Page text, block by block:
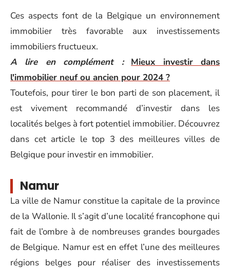
Ces aspects font de la Belgique un environnement
immobilier très favorable aux investissements
immobiliers fructueux.
A lire en complément :
Mieux investir dans
l'immobilier neuf ou ancien pour 2024 ?
Toutefois, pour tirer le bon parti de son placement, il
est vivement recommandé d’investir dans les
localités belges à fort potentiel immobilier. Découvrez
dans cet article le top 3 des meilleures villes de
Belgique pour investir en immobilier.
Namur
La ville de Namur constitue la capitale de la province
de la Wallonie. Il s’agit d’une localité francophone qui
fait de l’ombre à de nombreuses grandes bourgades
de Belgique. Namur est en effet l’une des meilleures
régions belges pour réaliser des investissements